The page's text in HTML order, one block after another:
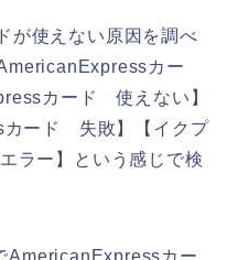
が使えない原因を調べ
カー
カード 使えない】
カード 失敗】【イクプ
ラー】という感じで検